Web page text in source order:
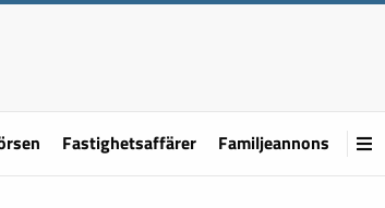
Fastighetsaffärer Familjeannons